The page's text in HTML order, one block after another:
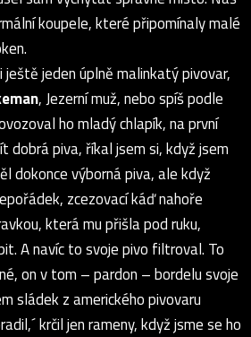
koupele, které připomínaly malé
jeden úplně malinkatý pivovar,
, Jezerní muž, nebo spíš podle
ho mladý chlapík, na první
dobrá piva, říkal jsem si, když jsem
dokonce výborná piva, ale když
zcezovací káď nahoře
která mu přišla pod ruku,
A navíc to svoje pivo filtroval. To
on v tom – pardon – bordelu svoje
sládek z amerického pivovaru
krčil jen rameny, když jsme se ho